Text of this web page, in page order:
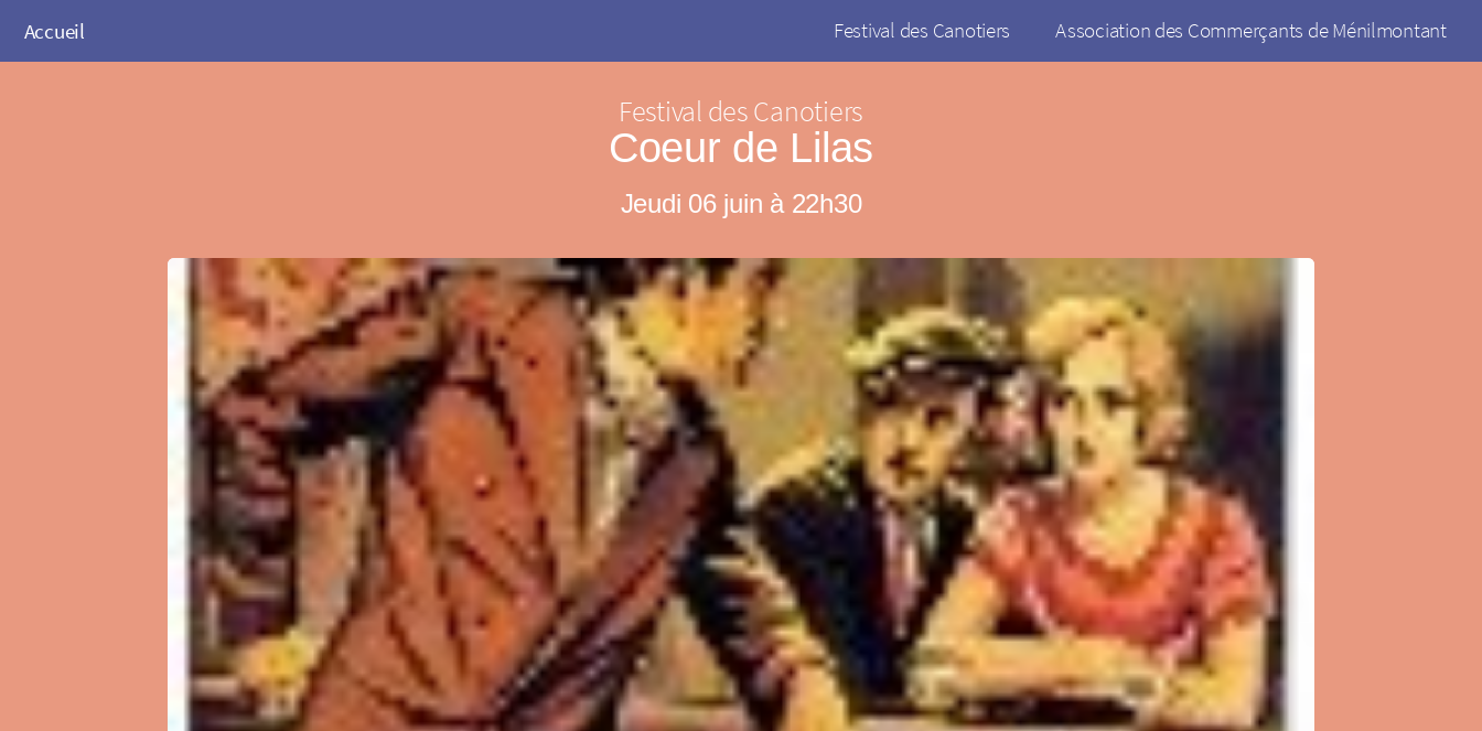
Accueil Festival des Canotiers Association des Commerçants de Ménilmontant
Festival des Canotiers
Coeur de Lilas
Jeudi 06 juin à 22h30